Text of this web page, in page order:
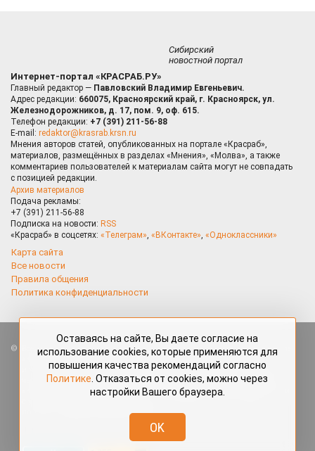
Сибирский
новостной портал
Интернет-портал «КРАСРАБ.РУ»
Главный редактор — Павловский Владимир Евгеньевич.
Адрес редакции: 660075, Красноярский край, г. Красноярск, ул.
Железнодорожников, д. 17, пом. 9, оф. 615.
Телефон редакции: +7 (391) 211-56-88
E-mail: redaktor@krasrab.krsn.ru
Мнения авторов статей, опубликованных на портале «Красраб»,
материалов, размещённых в разделах «Мнения», «Молва», а также
комментариев пользователей к материалам сайта могут не совпадать
с позицией редакции.
Архив материалов
Подача рекламы:
+7 (391) 211-56-88
Подписка на новости: RSS
«Красраб» в соцсетях: «Телеграм», «ВКонтакте», «Одноклассники»
Карта сайта
Все новости
Правила общения
Политика конфиденциальности
Все права защищены. Любые материалы, размещённые на портале
«Красраб.ру» сотрудниками редакции, нештатными авторами
и читателями, являются объектами авторского права. Полное или
частичное использование материалов, размещённых на портале
«Красраб.ру», допускается только с письменного согласия редакции
redaktor@krasrab.krsn.ru.
Оставаясь на сайте, Вы даете согласие на
использование cookies, которые применяются для
повышения качества рекомендаций согласно
Политике . Отказаться от cookies, можно через
настройки Вашего браузера.
OK